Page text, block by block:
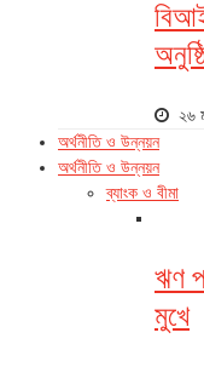
২৬
অর্থনীতি ও উন্নয়ন
অর্থনীতি ও উন্নয়ন
ব্যাংক ও বীমা
ঋণ
মুখে